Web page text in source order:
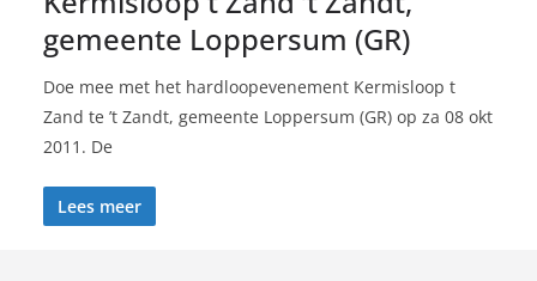
gemeente Loppersum (GR)
Doe mee met het hardloopevenement Kermisloop t
Zand te ’t Zandt, gemeente Loppersum (GR) op za 08 okt
2011. De
Lees meer